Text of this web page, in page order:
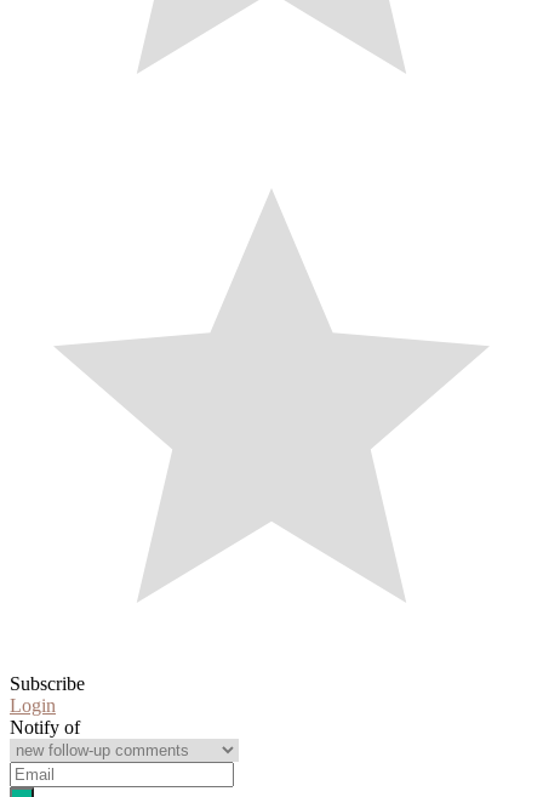
Subscribe
Login
Notify of